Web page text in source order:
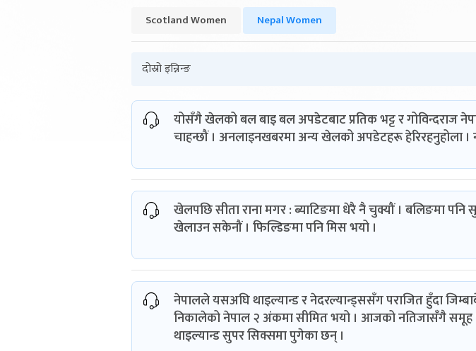
Scotland Women Nepal Women
दोस्रो इन्निन्ङ
योसँगै खेलको बल बाइ बल अपडेटबाट प्रतिक भट्ट र गोविन्दराज
चाहन्छौं । अनलाइनखबरमा अन्य खेलको अपडेटहरू हेरिरहनुहोला ।
खेलपछि सीता राना मगर : ब्याटिङमा धेरै नै चुक्यौं । बलिङमा पनि
खेलाउन सकेनौं । फिल्डिङमा पनि मिस भयो ।
नेपालले यसअघि थाइल्यान्ड र नेदरल्यान्ड्ससँग पराजित हुँदा
निकालेको नेपाल २ अंकमा सीमित भयो । आजको नतिजासँगै समूह
थाइल्यान्ड सुपर सिक्समा पुगेका छन् ।